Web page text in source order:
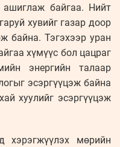
байгаа. Нийт
хувийг газар доор
байна. Тэгэхээр уран
хүмүүс бол цацраг
энергийн талаар
эсэргүүцэж байна
хуулийг эсэргүүцэж
хэрэгжүүлэх мөрийн